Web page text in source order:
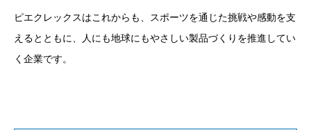
ピエクレックスはこれからも、スポーツを通じた挑戦や感動を支
えるとともに、人にも地球にもやさしい製品づくりを推進してい
く企業です。